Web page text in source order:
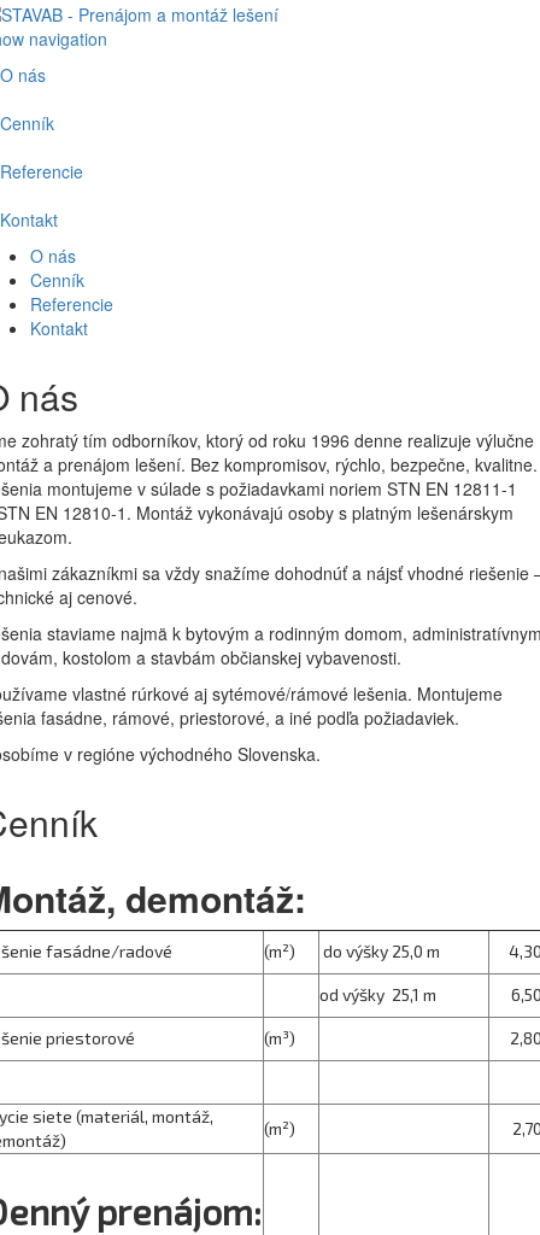
navigation
O nás
Cenník
Referencie
Kontakt
O nás
Cenník
Referencie
Kontakt
Lešenia staviame od roku
1996
nás
zohratý tím odborníkov, ktorý od roku 1996 denne realizuje výlučne
a prenájom lešení. Bez kompromisov, rýchlo, bezpečne, kvalitne.
montujeme v súlade s požiadavkami noriem STN EN 12811-1
EN 12810-1. Montáž vykonávajú osoby s platným lešenárskym
zákazníkmi sa vždy snažíme dohodnúť a nájsť vhodné riešenie
aj cenové.
staviame najmä k bytovým a rodinným domom,
kostolom a stavbám občianskej vybavenosti.
vlastné rúrkové aj sytémové/rámové lešenia. Montujeme
fasádne, rámové, priestorové, a iné podľa požiadaviek.
v regióne východného Slovenska.
demontáž:
fasádne/radové (m²) do výšky 25,0 m
od výšky 25,1 m
priestorové (m³)
siete (materiál, montáž,
(m²)
prenájom: